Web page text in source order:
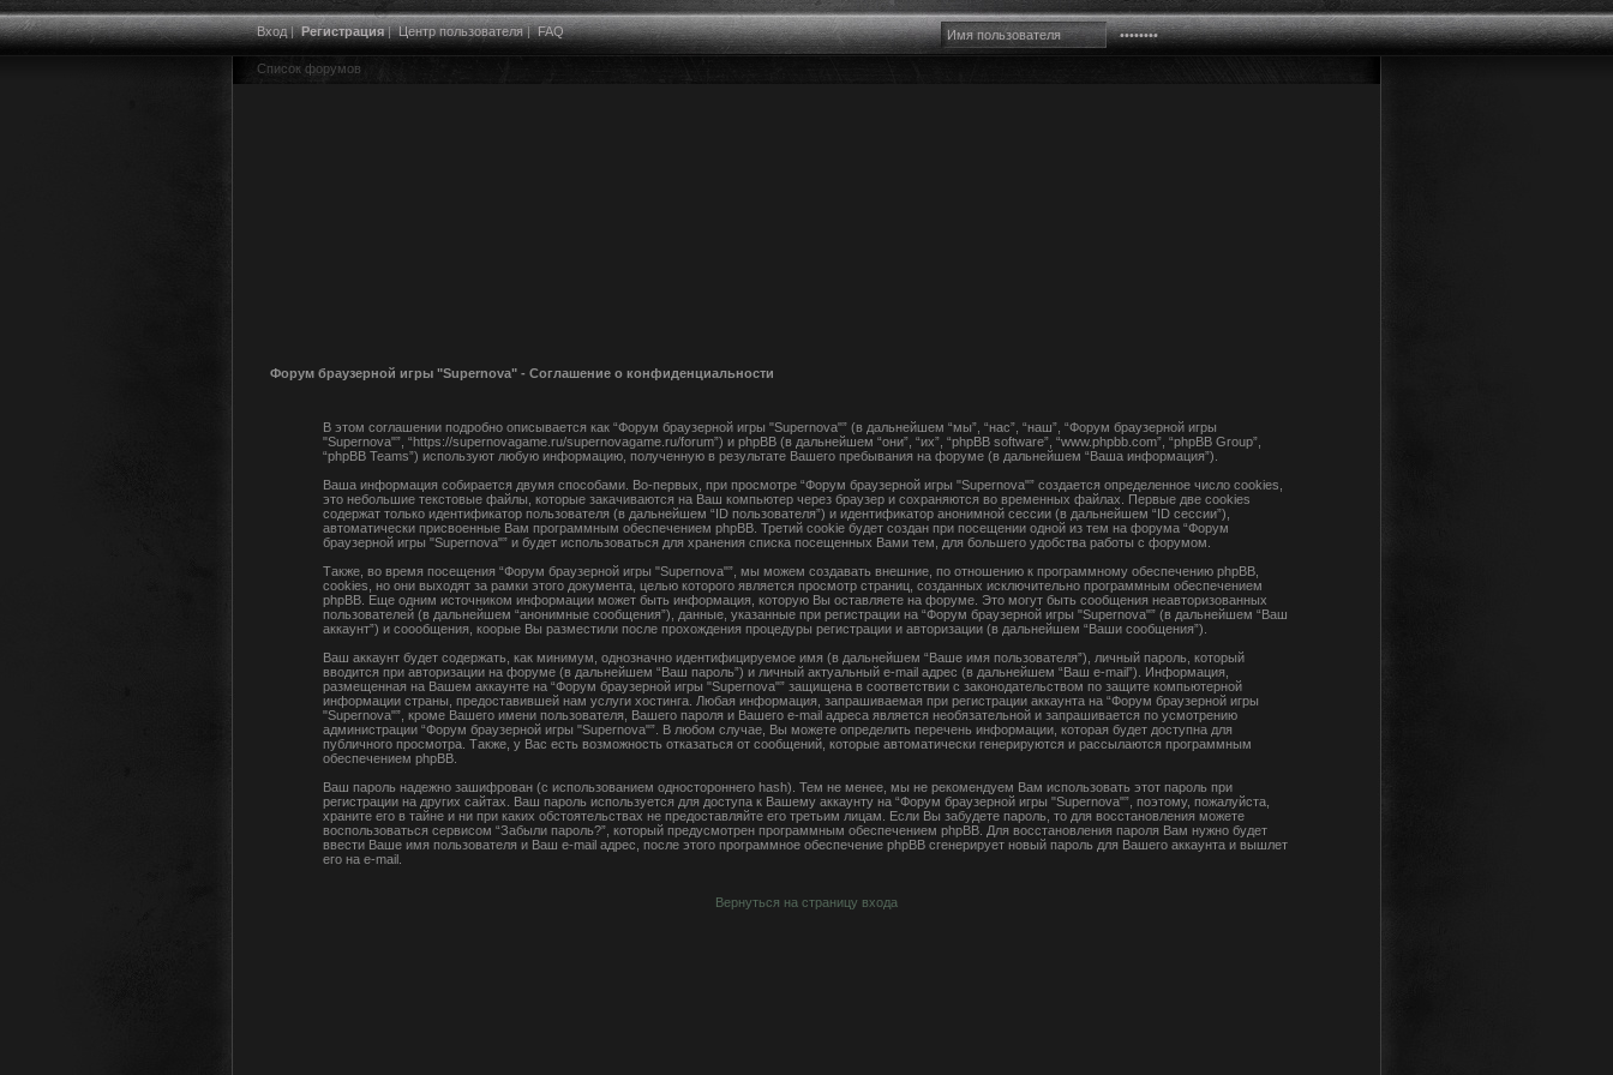
Вход|Регистрация|Центр пользователя|FAQ
Список форумов
Форум браузерной игры "Supernova" - Соглашение о конфиденциальности
В этом соглашении подробно описывается как “Форум браузерной игры "Supernova"” (в дальнейшем “мы”, “нас”, “наш”, “Форум браузерной игры
"Supernova"”, “https://supernovagame.ru/supernovagame.ru/forum”) и phpBB (в дальнейшем “они”, “их”, “phpBB software”, “www.phpbb.com”, “phpBB Group”,
“phpBB Teams”) используют любую информацию, полученную в результате Вашего пребывания на форуме (в дальнейшем “Ваша информация”).
Ваша информация собирается двумя способами. Во-первых, при просмотре “Форум браузерной игры "Supernova"” создается определенное число cookies,
это небольшие текстовые файлы, которые закачиваются на Ваш компьютер через браузер и сохраняются во временных файлах. Первые две cookies
содержат только идентификатор пользователя (в дальнейшем “ID пользователя”) и идентификатор анонимной сессии (в дальнейшем “ID сессии”),
автоматически присвоенные Вам программным обеспечением phpBB. Третий cookie будет создан при посещении одной из тем на форума “Форум
браузерной игры "Supernova"” и будет использоваться для хранения списка посещенных Вами тем, для большего удобства работы с форумом.
Также, во время посещения “Форум браузерной игры "Supernova"”, мы можем создавать внешние, по отношению к программному обеспечению phpBB,
cookies, но они выходят за рамки этого документа, целью которого является просмотр страниц, созданных исключительно программным обеспечением
phpBB. Еще одним источником информации может быть информация, которую Вы оставляете на форуме. Это могут быть сообщения неавторизованных
пользователей (в дальнейшем “анонимные сообщения”), данные, указанные при регистрации на “Форум браузерной игры "Supernova"” (в дальнейшем “Ваш
аккаунт”) и соообщения, коорые Вы разместили после прохождения процедуры регистрации и авторизации (в дальнейшем “Ваши сообщения”).
Ваш аккаунт будет содержать, как минимум, однозначно идентифицируемое имя (в дальнейшем “Ваше имя пользователя”), личный пароль, который
вводится при авторизации на форуме (в дальнейшем “Ваш пароль”) и личный актуальный e-mail адрес (в дальнейшем “Ваш e-mail”). Информация,
размещенная на Вашем аккаунте на “Форум браузерной игры "Supernova"” защищена в соответствии с законодательством по защите компьютерной
информации страны, предоставившей нам услуги хостинга. Любая информация, запрашиваемая при регистрации аккаунта на “Форум браузерной игры
"Supernova"”, кроме Вашего имени пользователя, Вашего пароля и Вашего e-mail адреса является необязательной и запрашивается по усмотрению
администрации “Форум браузерной игры "Supernova"”. В любом случае, Вы можете определить перечень информации, которая будет доступна для
публичного просмотра. Также, у Вас есть возможность отказаться от сообщений, которые автоматически генерируются и рассылаются программным
обеспечением phpBB.
Ваш пароль надежно зашифрован (с использованием одностороннего hash). Тем не менее, мы не рекомендуем Вам использовать этот пароль при
регистрации на других сайтах. Ваш пароль используется для доступа к Вашему аккаунту на “Форум браузерной игры "Supernova"”, поэтому, пожалуйста,
храните его в тайне и ни при каких обстоятельствах не предоставляйте его третьим лицам. Если Вы забудете пароль, то для восстановления можете
воспользоваться сервисом “Забыли пароль?”, который предусмотрен программным обеспечением phpBB. Для восстановления пароля Вам нужно будет
ввести Ваше имя пользователя и Ваш e-mail адрес, после этого программное обеспечение phpBB сгенерирует новый пароль для Вашего аккаунта и вышлет
его на e-mail.
Вернуться на страницу входа